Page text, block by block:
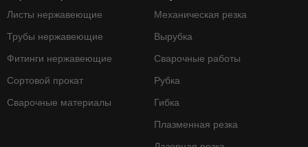
Листы нержавеющие
Трубы нержавеющие
Фитинги нержавеющие
Сортовой прокат
Сварочные материалы
Механическая резка
Вырубка
Сварочные работы
Рубка
Гибка
Плазменная резка